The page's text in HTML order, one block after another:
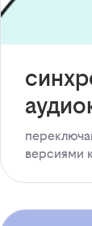
версиями